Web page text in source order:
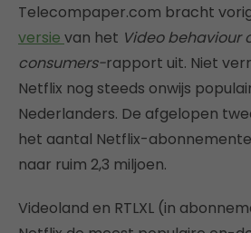
Telecompaper.com bracht
versie van het Video behaviour
consumers-rapport uit. Niet
Netflix nog steeds onwijs
Nederlanders. De afgelopen
het aantal Netflix-
naar ruim 2,3 miljoen.
Videoland en RTLXL (in